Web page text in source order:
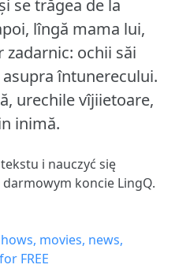
se trăgea de la
lîngă mama lui,
zadarnic: ochii săi
întunerecului.
urechile vîjiietoare,
inimă.
i nauczyć się
darmowym koncie LingQ.